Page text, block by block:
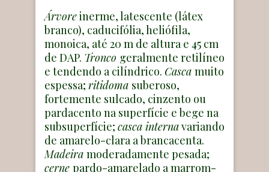
Árvoreinerme, latescente (látex
branco), caducifólia, heliófila,
monoica, até 20 m de altura e 45 cm
de DAP. Tronco geralmente retilíneo
e tendendo a cilíndrico. Casca muito
espessa; ritidoma suberoso,
fortemente sulcado, cinzento ou
pardacento na superfície e bege na
subsuperfície; casca internavariando
de amarelo-clara a brancacenta.
Madeira moderadamente pesada;
cerne pardo-amarelado a marrom-